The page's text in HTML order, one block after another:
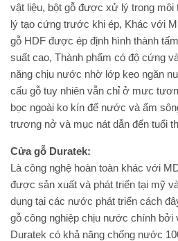
vật liệu, bột gỗ được xử lý trong
lý tạo cứng trước khi ép, Khác với
gỗ HDF được ép định hình thành
suất cao, Thành phẩm có độ cứng
năng chịu nước nhờ lớp keo ngăn
cấu gỗ tuy nhiên vẫn chỉ ở mưc
bọc ngoài ko kín để nước và ẩm
trương nở và mục nát dẫn đến tuổi
Cửa gỗ Duratek:
Là công nghệ hoàn toàn khác với
được sản xuất và phát triển tại mỹ
dụng tại các nước phát triển cách
gỗ công nghiệp chịu nước chính bởi
Duratek có khả năng chống nước